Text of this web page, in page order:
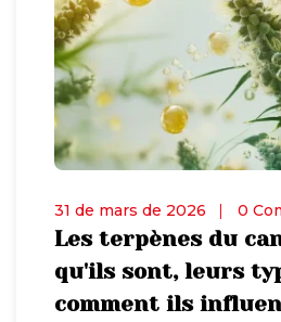
31 de mars de 2026 0
Les terpènes du
qu'ils sont, leurs
comment ils